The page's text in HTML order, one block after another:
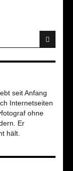
seit Anfang
Internetseiten
ohne
Er
hält.